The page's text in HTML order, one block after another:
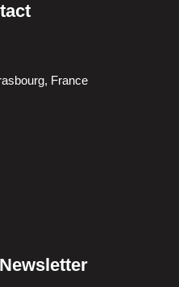
France